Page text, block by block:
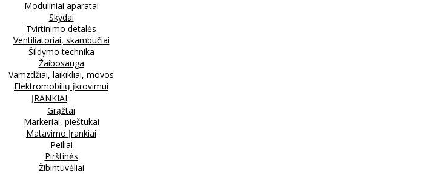
Moduliniai aparatai
Skydai
Tvirtinimo detalės
Ventiliatoriai, skambučiai
Šildymo technika
Žaibosauga
Vamzdžiai, laikikliai, movos
Elektromobilių įkrovimui
ĮRANKIAI
Grąžtai
Markeriai, pieštukai
Matavimo Įrankiai
Peiliai
Pirštinės
Žibintuvėliai